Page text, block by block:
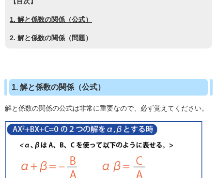
1. 解と係数の関係（公式）
2. 解と係数の関係（問題）
1. 解と係数の関係（公式）
解と係数の関係の公式は非常に重要なので、必ず覚えてください。